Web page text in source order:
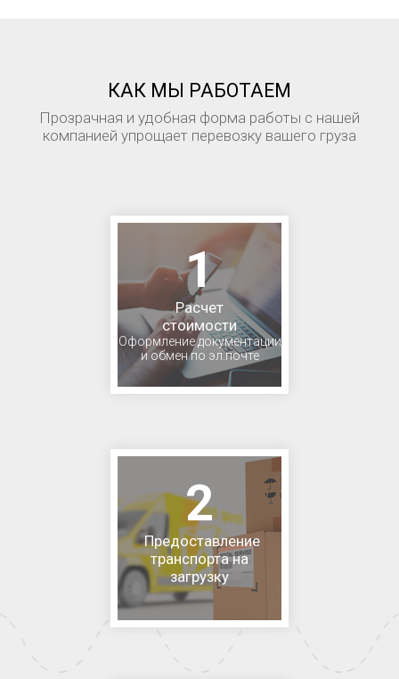
КАК МЫ РАБОТАЕМ
Прозрачная и удобная форма работы с нашей
компанией упрощает перевозку вашего груза
1
Расчет
стоимости
Оформление документации
и обмен по эл.почте
2
Предоставление
транспорта на
загрузку